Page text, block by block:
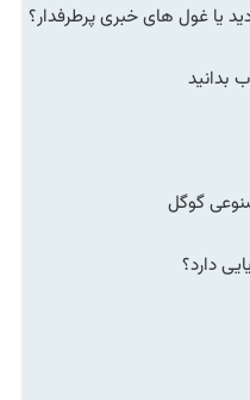
یا غول های خبری پرطرفدار؟
بدانید
گوگل